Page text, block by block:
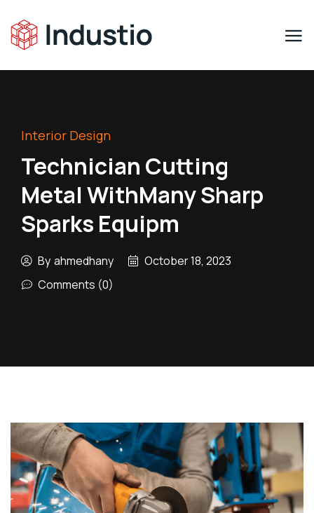
Interior Design
Technician Cutting
Metal WithMany Sharp
Sparks Equipm
By ahmedhany
October 18, 2023
Comments (0)